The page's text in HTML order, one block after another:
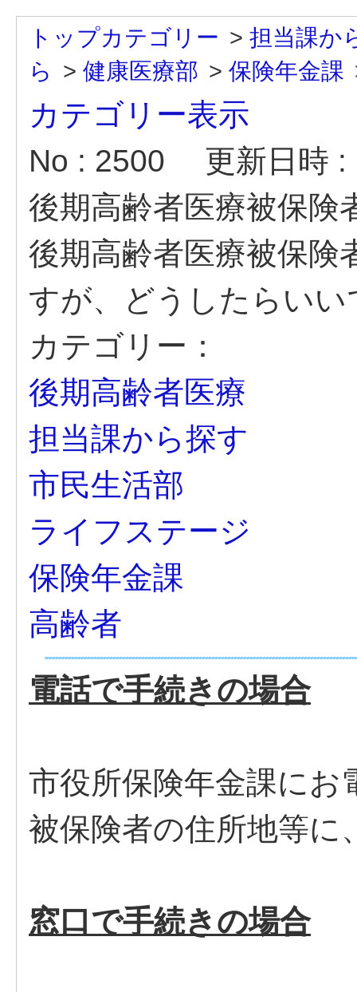
トップカテゴリー > 担当課か
ら > 健康医療部 > 保険年金課
カテゴリー表示
No : 2500
更新日時
後期高齢者医療被保険
後期高齢者医療被保
すが、どうしたらいい
カテゴリー：
後期高齢者医療
担当課から探す
市民生活部
ライフステージ
保険年金課
高齢者
電話で手続きの場合
市役所保険年金課にお
被保険者の住所地等に
窓口で手続きの場合